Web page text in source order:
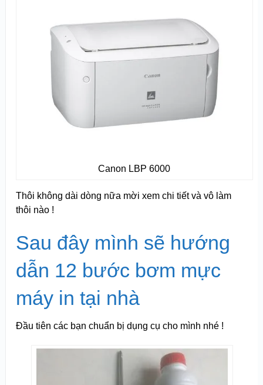
Canon LBP 6000
Thôi không dài dòng nữa mời xem chi tiết và vô làm
thôi nào !
Sau đây mình sẽ hướng
dẫn 12 bước bơm mực
máy in tại nhà
Đầu tiên các bạn chuẩn bị dụng cụ cho mình nhé !